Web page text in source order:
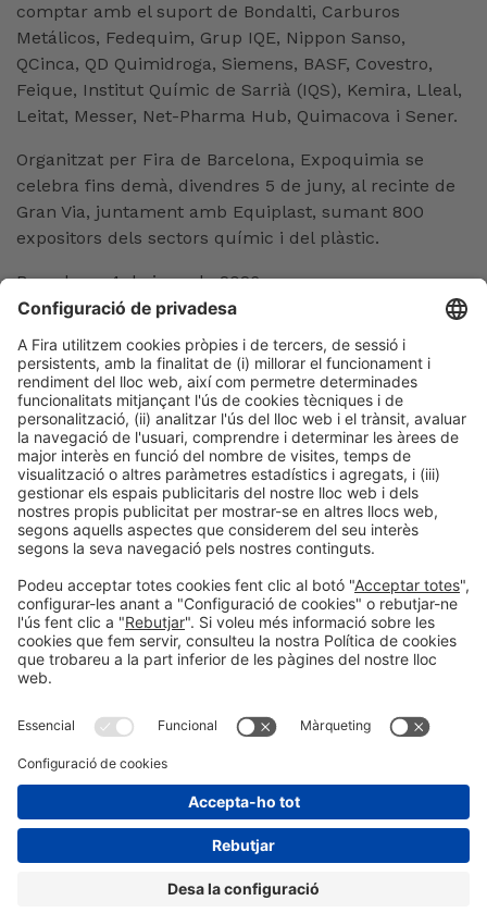
comptar amb el suport de Bondalti, Carburos
Metálicos, Fedequim, Grup IQE, Nippon Sanso,
QCinca, QD Quimidroga, Siemens, BASF, Covestro,
Feique, Institut Químic de Sarrià (IQS), Kemira, Lleal,
Leitat, Messer, Net-Pharma Hub, Quimacova i Sener.
Organitzat per Fira de Barcelona, Expoquimia se
celebra fins demà, divendres 5 de juny, al recinte de
Gran Via, juntament amb Equiplast, sumant 800
expositors dels sectors químic i del plàstic.
Barcelona, 4 de juny de 2026
FOTOGRAFIES disponibles
Maria Dolores Herranz / Josep Lluís Mérida
Tel. 93 233 25 41 – 2114
mdherran@firabarcelona.com
jmerida@firabarcelona.com
#EXPOQUIMIA2026
a les xarxes socials